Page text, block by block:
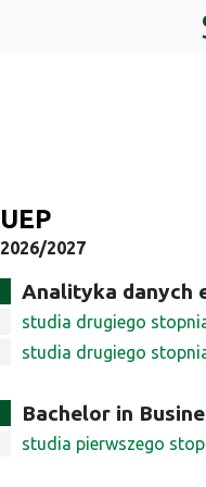
UEP
2026/2027
Analityka danych
studia drugiego
studia drugiego
Bachelor in
studia pierwszego